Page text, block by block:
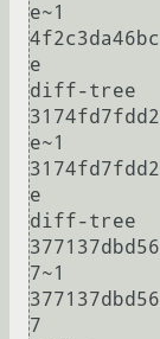
e~1
e
diff-tree
e~1
e
diff-tree
7~1
7